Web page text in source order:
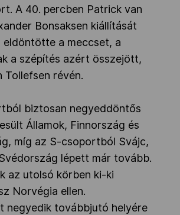
A 40. percben Patrick van
Bonsaksen kiállítását
eldöntötte a meccset, a
a szépítés azért összejött,
Tollefsen révén.
biztosan negyeddöntős
Államok, Finnország és
míg az S-csoportból Svájc,
lépett már tovább.
az utolsó körben ki-ki
Norvégia ellen.
negyedik továbbjutó helyére